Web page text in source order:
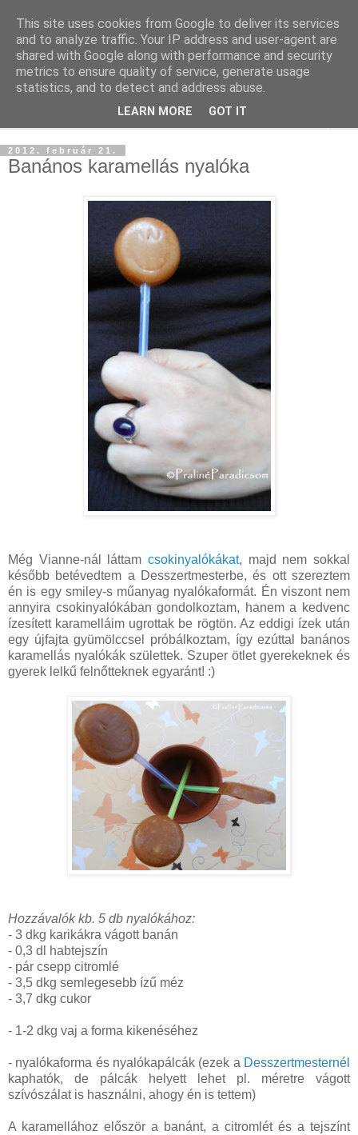
2012. február 21.
Banános karamellás nyalóka
Még Vianne-nál láttam csokinyalókákat, majd nem sokkal
később betévedtem a Desszertmesterbe, és ott szereztem
én is egy smiley-s műanyag nyalókaformát. Én viszont nem
annyira csokinyalókában gondolkoztam, hanem a kedvenc
ízesített karamelláim ugrottak be rögtön. Az eddigi ízek után
egy újfajta gyümölccsel próbálkoztam, így ezúttal banános
karamellás nyalókák születtek. Szuper ötlet gyerekeknek és
gyerek lelkű felnőtteknek egyaránt! :)
Hozzávalók kb. 5 db nyalókához:
- 3 dkg karikákra vágott banán
- 0,3 dl habtejszín
- pár csepp citromlé
- 3,5 dkg semlegesebb ízű méz
- 3,7 dkg cukor
- 1-2 dkg vaj a forma kikenéséhez
- nyalókaforma és nyalókapálcák (ezek a Desszertmesternél
kaphatók, de pálcák helyett lehet pl. méretre vágott
szívószálat is használni, ahogy én is tettem)
A karamellához először a banánt, a citromlét és a tejszínt
This site uses cookies from Google to deliver its services
and to analyze traffic. Your IP address and user-agent are
shared with Google along with performance and security
metrics to ensure quality of service, generate usage
statistics, and to detect and address abuse.
LEARN MORE GOT IT